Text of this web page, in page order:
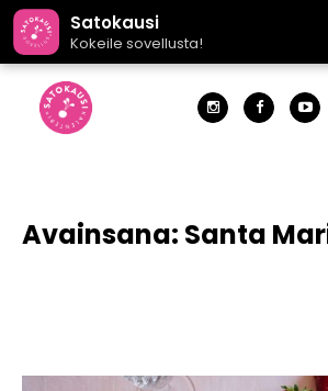
Satokausi
Kokeile sovellusta!
Avainsana: Santa